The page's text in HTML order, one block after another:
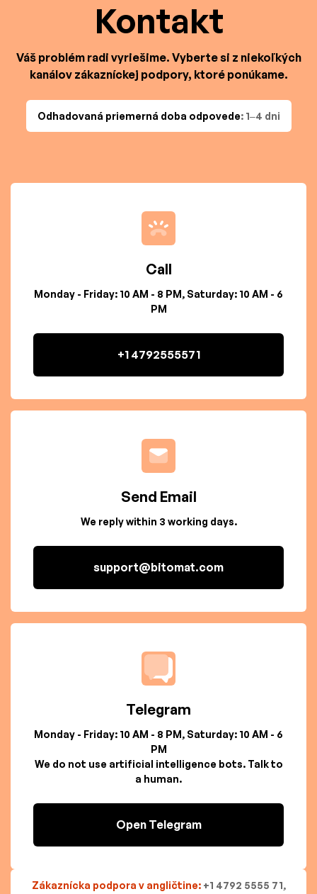
Kontakt
Váš problém radi vyriešime. Vyberte si z niekoľkých
kanálov zákazníckej podpory, ktoré ponúkame.
Odhadovaná priemerná doba odpovede: 1–4 dni
Call
Monday - Friday: 10 AM - 8 PM, Saturday: 10 AM - 6
PM
+1 4792555571
Send Email
We reply within 3 working days.
support@bitomat.com
Telegram
Monday - Friday: 10 AM - 8 PM, Saturday: 10 AM - 6
PM
We do not use artificial intelligence bots. Talk to
a human.
Open Telegram
Zákaznícka podpora v angličtine: +1 4792 5555 71,